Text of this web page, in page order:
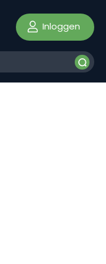
Inloggen